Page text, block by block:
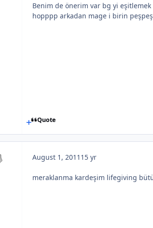
Benim de önerim var bg yi eşitlemek
hopppp arkadan mage i birin
Quote
August 1, 2011 15 yr
meraklanma kardeşim lifegiving